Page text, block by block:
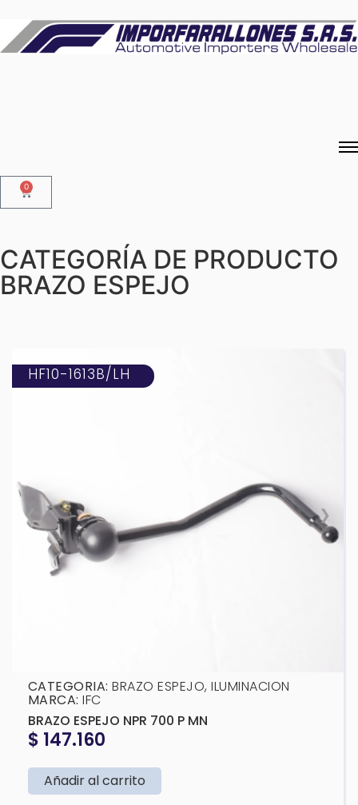
0
CATEGORÍA DE PRODUCTO
BRAZO ESPEJO
❮ ❯
HF10-1613B/LH
CATEGORIA:BRAZO ESPEJO,ILUMINACION
MARCA:IFC
BRAZO ESPEJO NPR 700 P MN
$147.160
Añadir al carrito